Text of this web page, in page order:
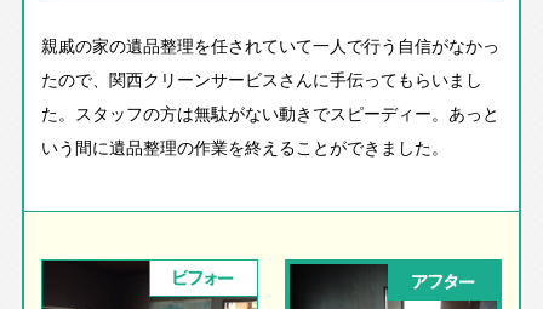
親戚の家の遺品整理を任されていて一人で行う自信がなかっ
たので、関西クリーンサービスさんに手伝ってもらいまし
た。スタッフの方は無駄がない動きでスピーディー。あっと
いう間に遺品整理の作業を終えることができました。
ビフォー アフター